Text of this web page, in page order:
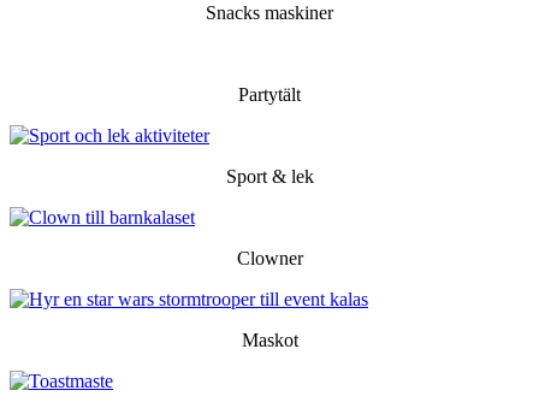
Snacks maskiner
Partytält
Sport & lek
Clowner
Maskot